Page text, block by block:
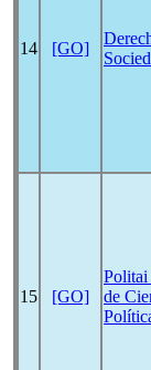
14 [GO]
15 [GO]
Politai
de